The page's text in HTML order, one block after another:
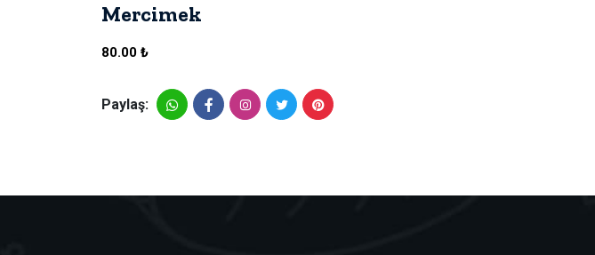
Mercimek
80.00 ₺
Paylaş: